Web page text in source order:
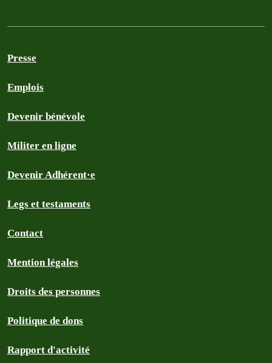
Presse
Emplois
Devenir bénévole
Militer en ligne
Devenir Adhérent·e
Legs et testaments
Contact
Mention légales
Droits des personnes
Politique de dons
Rapport d'activité